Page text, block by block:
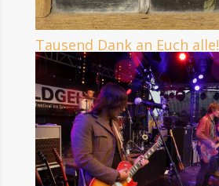
Tausend Dank an Euch alle!